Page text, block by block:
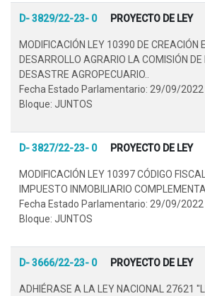
D- 3829/22-23- 0 PROYECTO DE LEY
MODIFICACIÓN LEY 10390 DE CREACIÓN
DESARROLLO AGRARIO LA COMISIÓN
DESASTRE AGROPECUARIO..
Fecha Estado Parlamentario: 29/09/2022
Bloque: JUNTOS
D- 3827/22-23- 0 PROYECTO DE LEY
MODIFICACIÓN LEY 10397 CÓDIGO
IMPUESTO INMOBILIARIO
Fecha Estado Parlamentario: 29/09/2022
Bloque: JUNTOS
D- 3666/22-23- 0 PROYECTO DE LEY
ADHIÉRASE A LA LEY NACIONAL 27621